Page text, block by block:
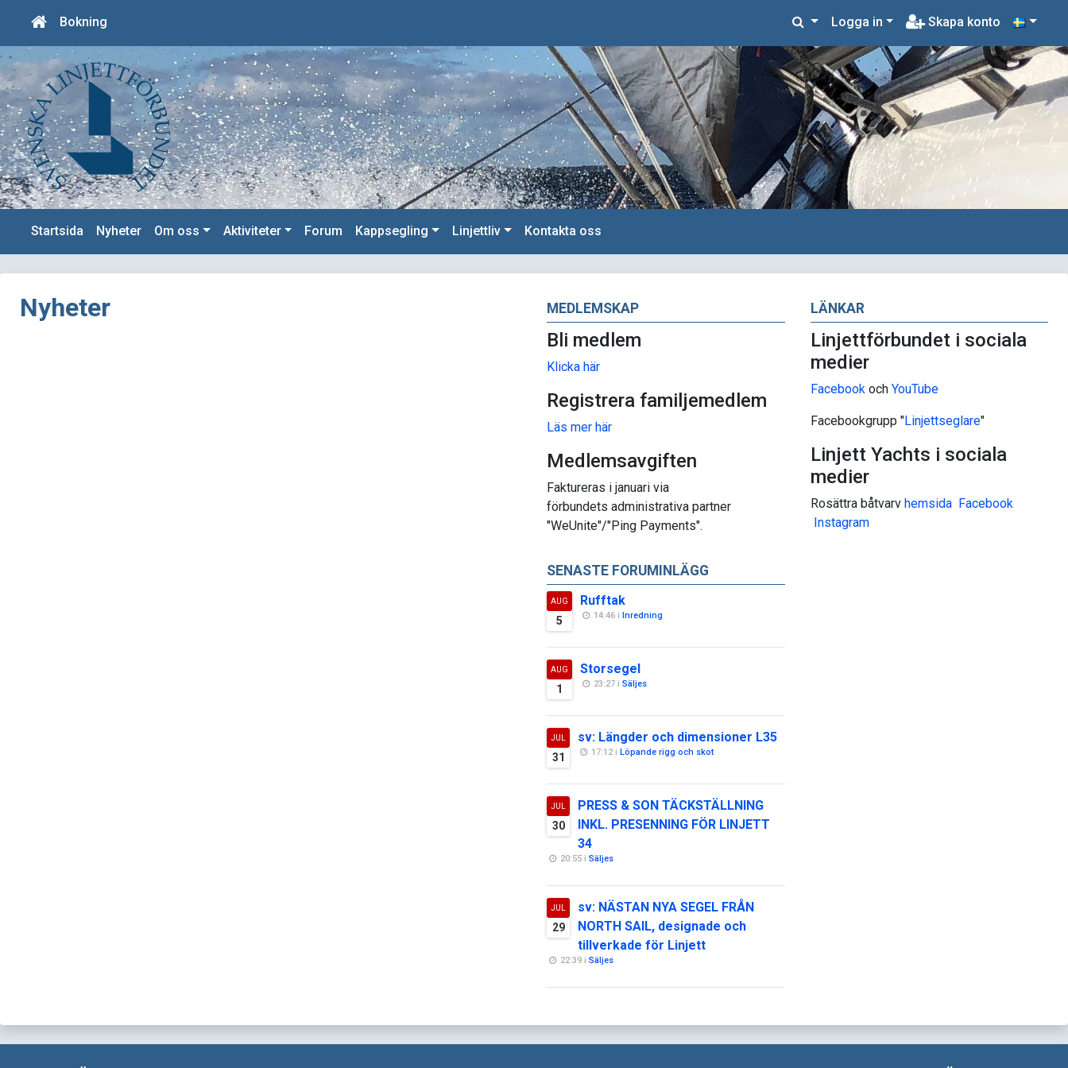
Bokning Logga in Skapa konto
Startsida Nyheter Om oss Aktiviteter Forum Kappsegling Linjettliv Kontakta oss
MEDLEMSKAP
Bli medlem
Klicka här
Registrera familjemedlem
Läs mer här
Medlemsavgiften
Faktureras i januari via
förbundets administrativa partner
"WeUnite"/"Ping Payments".
SENASTE FORUMINLÄGG
AUG
5
Rufftak
14:46 iInredning
AUG
1
Storsegel
23:27 iSäljes
JUL
31
sv: Längder och dimensioner L35
17:12 iLöpande rigg och skot
JUL
30
PRESS & SON TÄCKSTÄLLNING
INKL. PRESENNING FÖR LINJETT
34
20:55 iSäljes
JUL
29
sv: NÄSTAN NYA SEGEL FRÅN
NORTH SAIL, designade och
tillverkade för Linjett
22:39 iSäljes
Nyheter LÄNKAR
Linjettförbundet i sociala
medier
Facebookoch YouTube
Facebookgrupp "Linjettseglare"
Linjett Yachts i sociala
medier
Rosättra båtvarv hemsida Facebook
Instagram